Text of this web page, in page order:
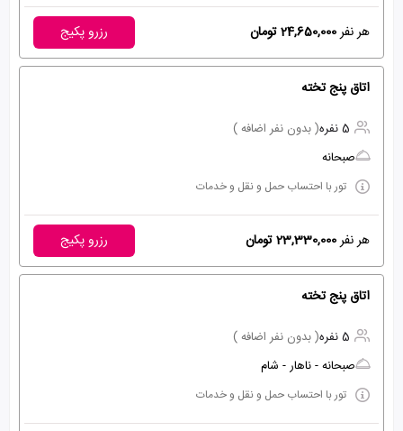
هر نفر24,650,000 تومان رزرو پکیج
اتاق پنج تخته
5 نفره
( بدون نفر اضافه )
صبحانه
تور با احتساب حمل و نقل و خدمات
هر نفر23,330,000 تومان رزرو پکیج
اتاق پنج تخته
5 نفره
( بدون نفر اضافه )
صبحانه - ناهار - شام
تور با احتساب حمل و نقل و خدمات